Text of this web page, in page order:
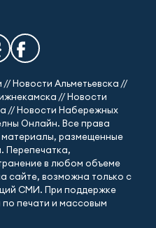
// Новости Альметьевска //
// Новости
// Новости Набережных
Онлайн. Все права
размещенные
Перепечатка,
в любом объеме
сайте, возможна только с
СМИ. При поддержке
по печати и массовым